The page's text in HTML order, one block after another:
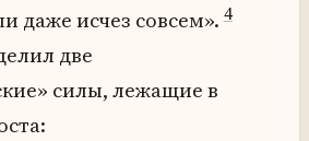
даже исчез совсем». 4
две
силы, лежащие в